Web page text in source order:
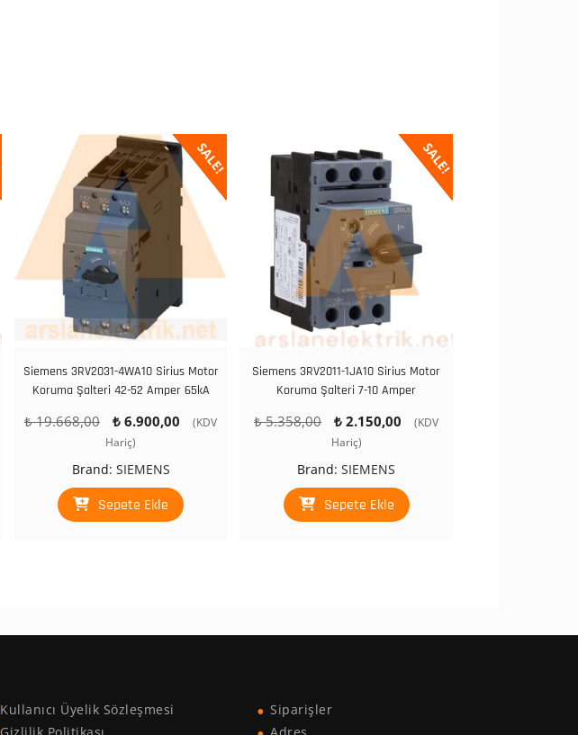
SALE!
Siemens 3RV2031-4WA10 Sirius Motor
Koruma Şalteri 42-52 Amper 65kA
₺19.668,00
Orijinal
fiyat:
₺ 19.668,00.
₺ 6.900,00
Şu
(KDV
Hariç)
Brand: SIEMENS
Sepete Ekle
SALE!
Siemens 3RV2011-1JA10 Sirius Motor
Koruma Şalteri 7-10 Amper
₺5.358,00
Orijinal
fiyat:
₺ 5.358,00.
₺ 2.150,00
Şu
(KDV
Hariç)
Brand:SIEMENS
Sepete Ekle
Kullanıcı Üyelik Sözleşmesi
Siparişler